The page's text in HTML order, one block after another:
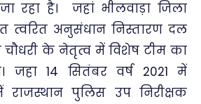
रहा है। जहां भीलवाड़ा जिला
त्वरित अनुसंधान निस्तारण दल
चौधरी के नेतृत्व में विशेष टीम का
जहा 14 सितंबर वर्ष 2021 में
राजस्थान पुलिस उप निरीक्षक